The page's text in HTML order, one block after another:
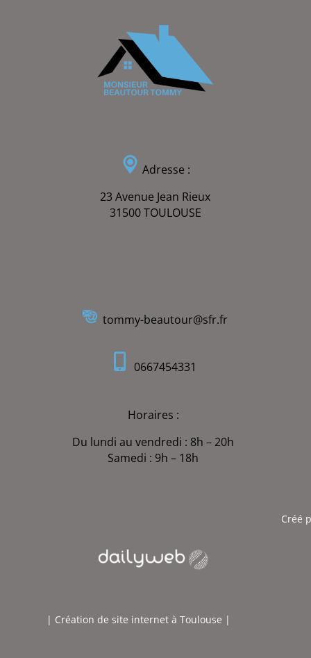
Adresse :
23 Avenue Jean Rieux
31500 TOULOUSE
tommy-beautour@sfr.fr
0667454331
Horaires :
Du lundi au vendredi : 8h – 20h
Samedi : 9h – 18h
Créé
| Création de site internet à Toulouse |